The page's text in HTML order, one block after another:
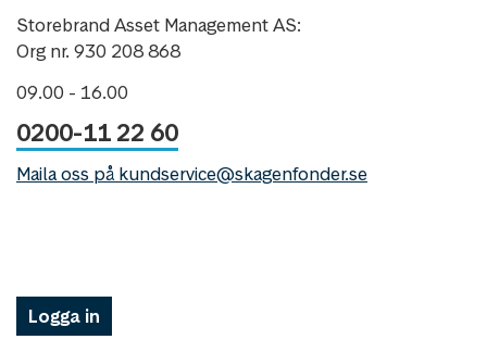
Storebrand Asset Management AS:
Org nr. 930 208 868
09.00 - 16.00
0200-11 22 60
Maila oss på kundservice@skagenfonder.se
Logga in